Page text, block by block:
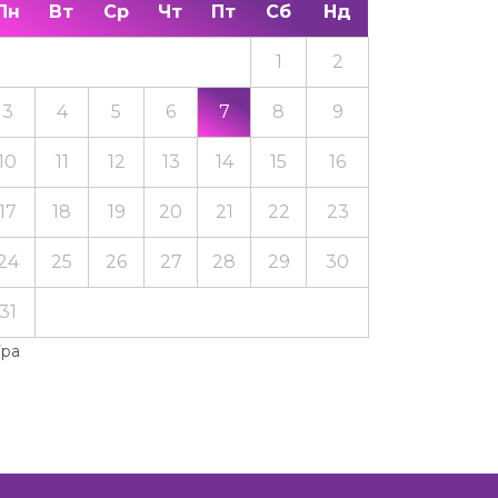
Вт Ср Чт Пт Сб Нд
1 2
3 4 5 6 7 8 9
11 12 13 14 15 16
18 19 20 21 22 23
25 26 27 28 29 30